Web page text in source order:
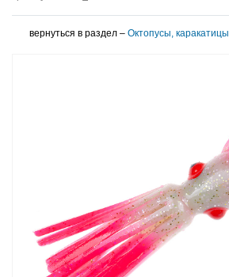
вернуться в раздел – Октопусы, каракатицы